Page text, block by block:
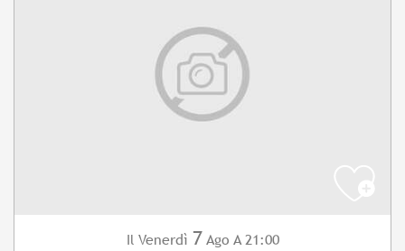
Il Venerdì 7 Ago A 21:00